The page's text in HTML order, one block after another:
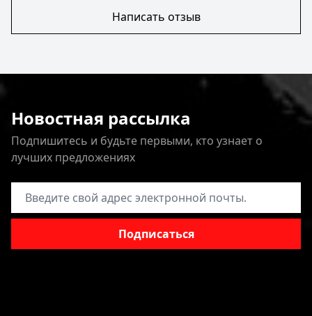
Написать отзыв
Новостная рассылка
Подпишитесь и будьте первыми, кто узнает о
лучших предложениях
Адрес электронной почты
Подписаться